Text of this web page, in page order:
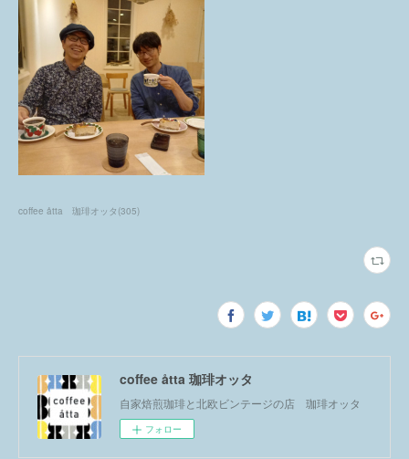
coffee åtta 珈琲オッタ (305)
coffee åtta 珈琲オッタ
自家焙煎珈琲と北欧ビンテージの店 珈琲オッタ
フォロー